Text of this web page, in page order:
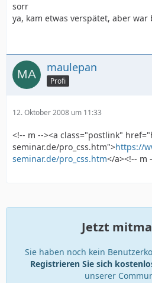
sorr
ya, kam etwas verspätet, aber
maulepan
Profi
12. Oktober 2008 um 11:33
<!-- m --><a class="postlink"
seminar.de/pro_css.htm">https://
seminar.de/pro_css.htm</a><!-- m
Jetzt
Sie haben noch kein
Registrieren Sie sich
unserer